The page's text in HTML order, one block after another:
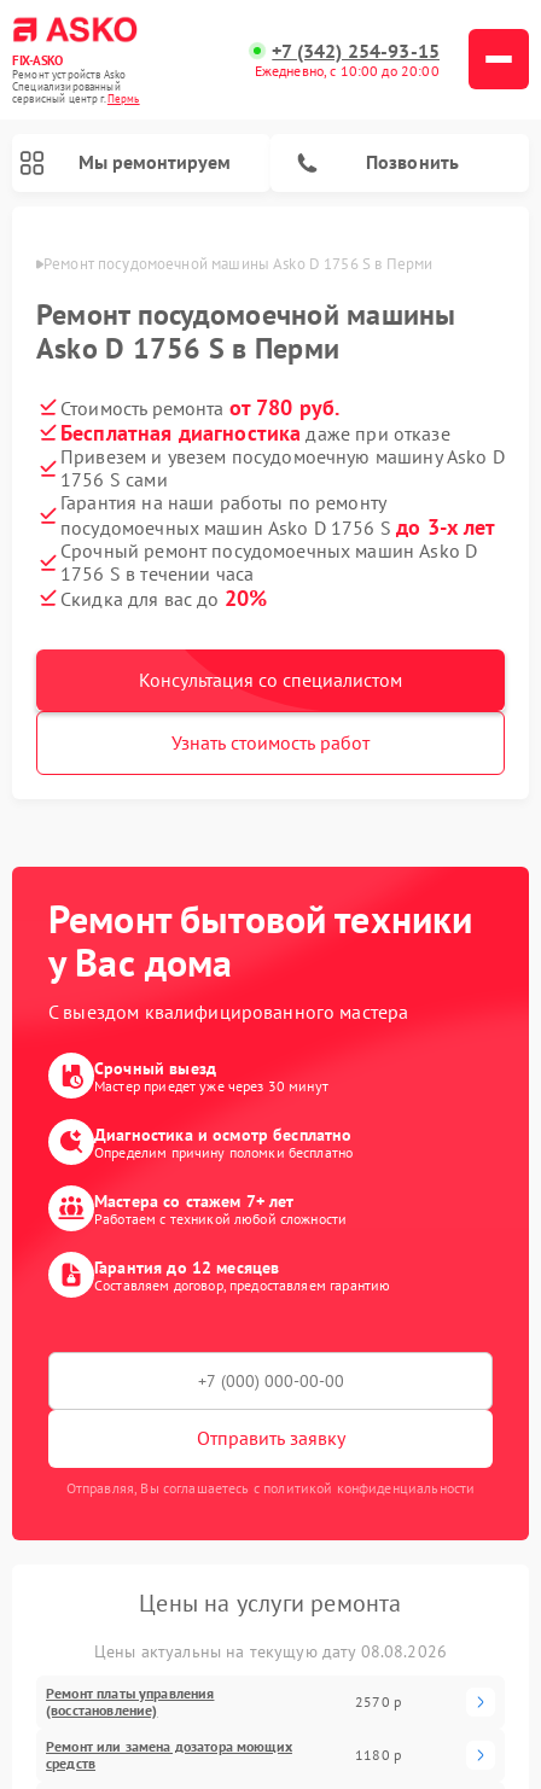
FIX-ASKO
Ремонт устройств Asko
Специализированный
cервисный центр г.Пермь
+7 (342) 254-93-15
Ежедневно, с 10:00 до 20:00
Мы ремонтируем Позвонить
Ремонт посудомоечной машины Asko D 1756 S в Перми
Ремонт посудомоечной машины
Asko D 1756 S в Перми
Стоимость ремонта от 780 руб.
Бесплатная диагностика даже при отказе
Привезем и увезем посудомоечную машину Asko D
1756 S сами
Гарантия на наши работы по ремонту
посудомоечных машин Asko D 1756 Sдо 3-х лет
Срочный ремонт посудомоечных машин Asko D
1756 S в течении часа
Скидка для вас до 20%
Консультация со специалистом
Узнать стоимость работ
Ремонт бытовой техники
у Вас дома
С выездом квалифицированного мастера
Срочный выезд
Мастер приедет уже через 30 минут
Диагностика и осмотр бесплатно
Определим причину поломки бесплатно
Мастера со стажем 7+ лет
Работаем с техникой любой сложности
Гарантия до 12 месяцев
Составляем договор, предоставляем гарантию
Отправить заявку
Отправляя, Вы соглашаетесь с политикой конфиденциальности
Цены на услуги ремонта
Цены актуальны на текущую дату 08.08.2026
Ремонт платы управления
(восстановление)
2570 р
Ремонт или замена дозатора моющих
средств
1180 р